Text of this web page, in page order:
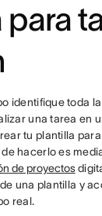
para
identifique toda
una tarea en
tu plantilla
hacerlo es
de proyectos
una plantilla y
real.